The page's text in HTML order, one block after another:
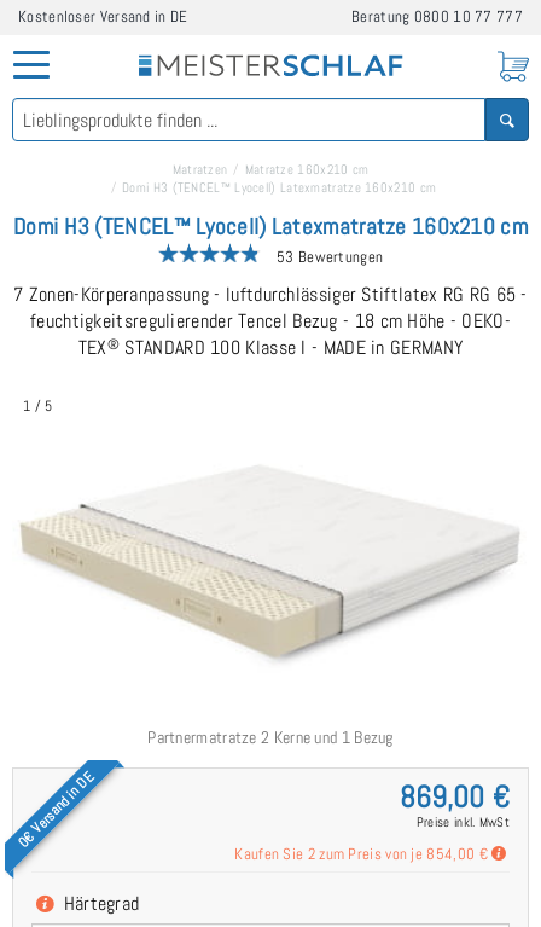
Kostenloser Versand in DE Beratung 0800 10 77 777
Matratzen
Matratze 160x210 cm
Domi H3 (TENCEL™ Lyocell) Latexmatratze 160x210 cm
Domi H3 (TENCEL™ Lyocell) Latexmatratze 160x210 cm
53 Bewertungen
7 Zonen-Körperanpassung - luftdurchlässiger Stiftlatex RG RG 65 -
feuchtigkeitsregulierender Tencel Bezug - 18 cm Höhe - OEKO-
TEX® STANDARD 100 Klasse I - MADE in GERMANY
Partnermatratze 2 Kerne und 1 Bezug
1 / 5
0€ Versand in DE 869,00 €
Preise inkl. MwSt
Kaufen Sie 2 zum Preis von je 854,00 €
Härtegrad